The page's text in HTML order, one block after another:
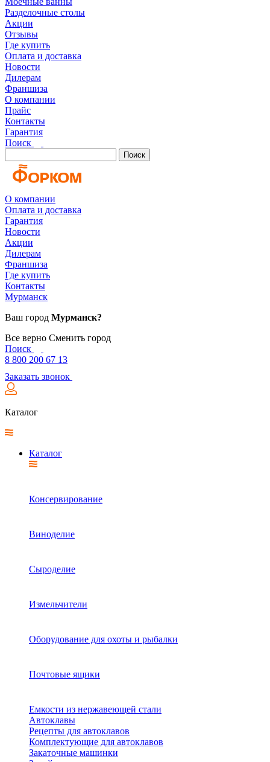
Разделочные столы
Акции
Отзывы
Где купить
Оплата и доставка
Новости
Дилерам
Франшиза
О компании
Прайс
Контакты
Гарантия
Поиск
Поиск
О компании
Оплата и доставка
Гарантия
Новости
Акции
Дилерам
Франшиза
Где купить
Контакты
Мурманск
Ваш город Мурманск?
Все верно Сменить город
Поиск
8 800 200 67 13
Заказать звонок
Каталог
Каталог
Консервирование
Виноделие
Сыроделие
Измельчители
Оборудование для охоты и рыбалки
Почтовые ящики
Емкости из нержавеющей стали
Автоклавы
Рецепты для автоклавов
Комплектующие для автоклавов
Закаточные машинки